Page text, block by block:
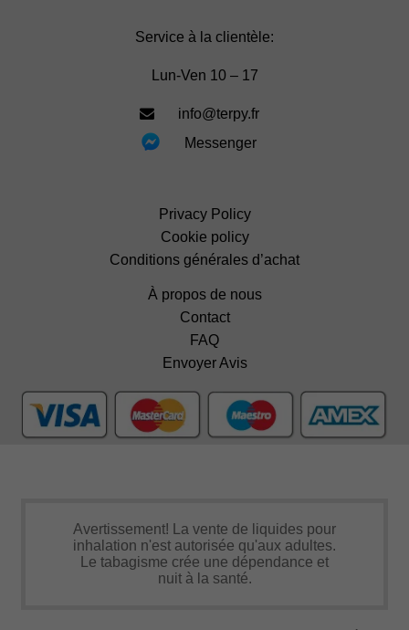
Service à la clientèle:
Lun-Ven 10 – 17
info@terpy.fr
Messenger
Privacy Policy
Cookie policy
Conditions générales d’achat
À propos de nous
Contact
FAQ
Envoyer Avis
Avertissement! La vente de liquides pour
inhalation n'est autorisée qu'aux adultes.
Le tabagisme crée une dépendance et
nuit à la santé.